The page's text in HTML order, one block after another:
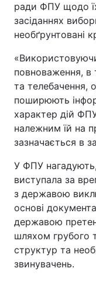
ради ФПУ щодо
засіданнях
необґрунтовані
повноваження, в
та телебачення,
поширюють
характер дій
належним їй на
зазначається в
У ФПУ
виступала за
з державою
основі
державою
шляхом грубого
структур та
звинувачень.